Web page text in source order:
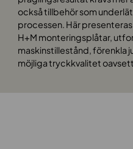
också tillbehör som
processen. Här
H+M monteringsplåtar,
maskinstillestånd, förenkla
möjliga tryckkvalitet